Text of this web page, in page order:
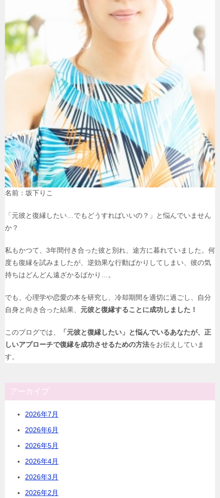
名前：坂下りこ
「元彼と復縁したい…でもどうすればいいの？」と悩んでいません
か？
私もかつて、3年間付き合った彼と別れ、途方に暮れていました。何
度も復縁を試みましたが、逆効果な行動ばかりしてしまい、彼の気
持ちはどんどん遠ざかるばかり…。
でも、心理学や恋愛の本を研究し、冷却期間を適切に過ごし、自分
自身と向き合った結果、 元彼と復縁することに成功しました！
このブログでは、
「元彼と復縁したい」と悩んでいるあなたが、正
しいアプローチで復縁を成功させるための方法をお伝えしていま
す。
アーカイブ
2026年7月
2026年6月
2026年5月
2026年4月
2026年3月
2026年2月